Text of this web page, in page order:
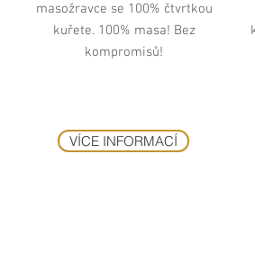
masožravce se 100% čtvrtkou
kuřete. 100% masa! Bez
kompromisů!
VÍCE INFORMACÍ